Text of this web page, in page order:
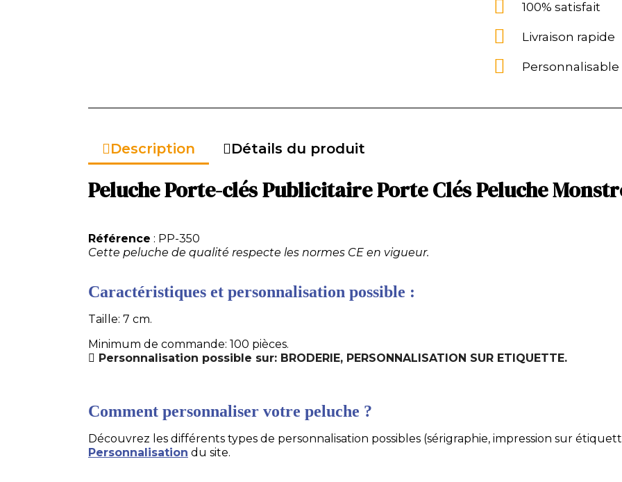
100% satisfait
Livraison rapide
Personnalisable
Description Détails du produit
Peluche Porte-clés Publicitaire Porte Clés Peluche
Référence : PP-350
Cette peluche de qualité respecte les normes CE en vigueur.
Caractéristiques et personnalisation possible :
Taille: 7 cm.
Minimum de commande: 100 pièces.
Personnalisation possible sur: BRODERIE, PERSONNALISATION SUR ETIQUETTE.
Comment personnaliser votre peluche ?
Découvrez les différents types de personnalisation possibles (sérigraphie, impression sur
Personnalisation du site.